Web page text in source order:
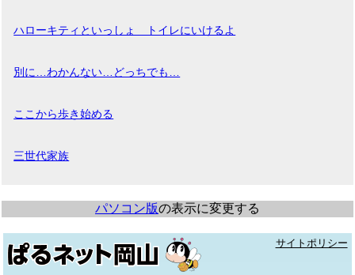
ハローキティといっしょ トイレにいけるよ
別に…わかんない…どっちでも…
ここから歩き始める
三世代家族
パソコン版の表示に変更する
サイトポリシー